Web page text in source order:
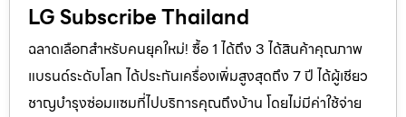
LG Subscribe Thailand
ฉลาดเลือกสำหรับคนยุคใหม่! ซื้อ 1 ได้ถึง 3 ได้สินค้าคุณภาพ
แบรนด์ระดับโลก ได้ประกันเครื่องเพิ่มสูงสุดถึง 7 ปี ได้ผู้เชียว
ชาญบำรุงซ่อมแซมที่ไปบริการคุณถึงบ้าน โดยไม่มีค่าใช้จ่าย